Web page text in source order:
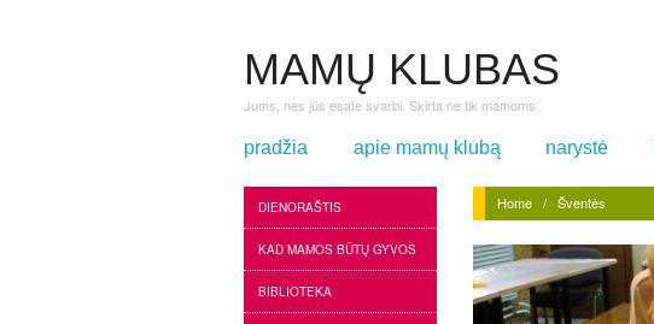
MAMŲ KLUBAS
Jums, nes jūs esate svarbi. Skirta ne tik mamoms
pradžia apie mamų klubą narystė
DIENORAŠTIS
KAD MAMOS BŪTŲ GYVOS
BIBLIOTEKA
Home / Šventės